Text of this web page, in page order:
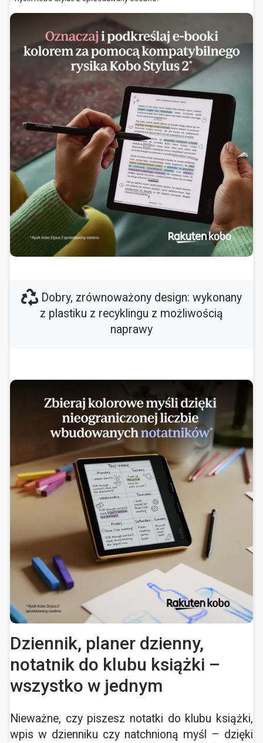
Dobry, zrównoważony design: wykonany
z plastiku z recyklingu z możliwością
naprawy
Dziennik, planer dzienny,
notatnik do klubu książki –
wszystko w jednym
Nieważne, czy piszesz notatki do klubu książki,
wpis w dzienniku czy natchnioną myśl – dzięki